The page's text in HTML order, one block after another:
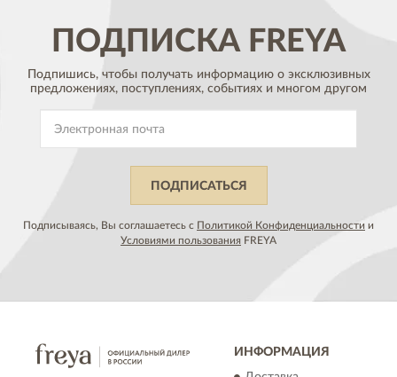
ПОДПИСКА FREYA
Подпишись, чтобы получать информацию о эксклюзивных
предложениях, поступлениях, событиях и многом другом
ПОДПИСАТЬСЯ
Подписываясь, Вы соглашаетесь с Политикой Конфиденциальности и
Условиями пользования FREYA
ИНФОРМАЦИЯ